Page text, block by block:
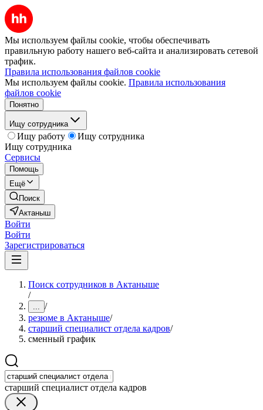
Мы используем файлы cookie, чтобы обеспечивать
правильную работу нашего веб-сайта и анализировать сетевой
трафик.
Правила использования файлов cookie
Мы используем файлы cookie. Правила использования
файлов cookie
Понятно
Ищу сотрудника
Ищу работу
Ищу сотрудника
Ищу сотрудника
Сервисы
Помощь
Ещё
Поиск
Актаныш
Войти
Войти
Зарегистрироваться
Поиск сотрудников в Актаныше
/
... /
резюме в Актаныше/
старший специалист отдела кадров/
сменный график
старший специалист отдела кадров